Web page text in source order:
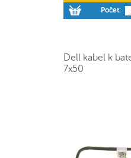
Počet:
Dell kabel k
7x50